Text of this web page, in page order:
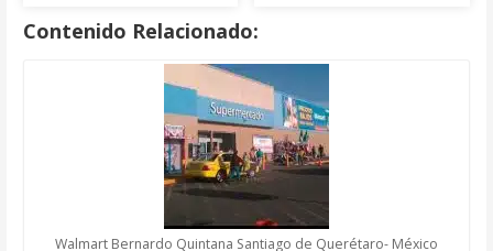
Contenido Relacionado:
Walmart Bernardo Quintana Santiago de Querétaro- México